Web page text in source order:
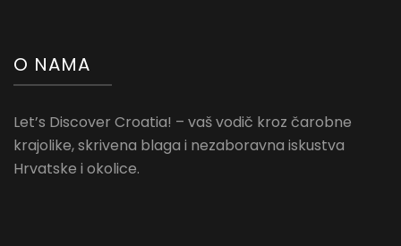
O NAMA
Let’s Discover Croatia! – vaš vodič kroz čarobne
krajolike, skrivena blaga i nezaboravna iskustva
Hrvatske i okolice.